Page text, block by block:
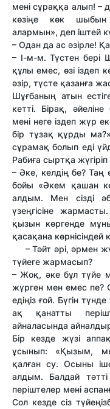
мені сұраққа алып! –
көзіңе көк
алармын», деп іштей
– Одан да ас әзірле!
– І-м-м. Түстен бері
құлы емес, өзі іздеп
әзір, түсте қазанға
Шұғбаның атын
кетті. Бірақ,
мені неге іздеп жүр
бір тұзақ құрды
сұрамақ болып еді
Рабиға сыртқа
– Әке, келдің бе? Таң
бойы «Әкем қашан
алдым. Мен сізді
үзеңгісіне
қызын көргенде
қасақана
– Тәйт әрі, әрмен
түйеге жармасып?
– Жоқ, әке бұл түйе
жүрген мен емес пе?
едіңіз ғой. Бүгін
ақ қанатты
айналасында
Бір кезде жүзі
ұсынып: «Қызым,
қалған су. Осыны
алдым. Балдай
періштелер мені
Сол кезде сіз